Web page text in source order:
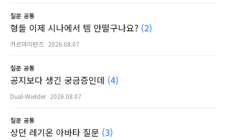
질문 공통
형들 이제 시나에서 템 안떨구나요? (2)
카르마리턴즈 2026.08.07
질문 공통
공지보다 생긴 궁금증인데 (4)
Dual-Wielder 2026.08.07
질문 공통
상던 레기온 아바타 질문 (3)